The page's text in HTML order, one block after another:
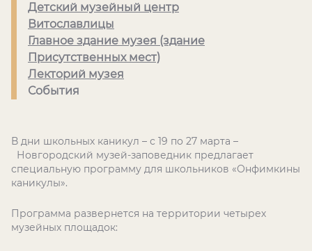
Детский музейный центр
Витославлицы
Главное здание музея (здание
Присутственных мест)
Лекторий музея
События
В дни школьных каникул – с 19 по 27 марта –
Новгородский музей-заповедник предлагает
специальную программу для школьников «Онфимкины
каникулы».
Программа развернется на территории четырех
музейных площадок: